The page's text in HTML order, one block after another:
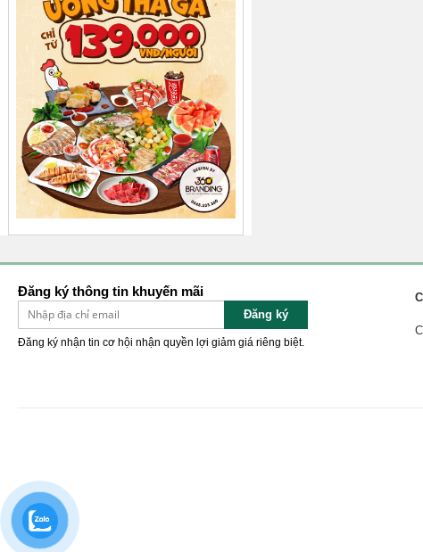
Đăng ký thông tin khuyến mãi
Đăng ký
Đăng ký nhận tin cơ hội nhận quyền lợi giảm giá riêng biệt.